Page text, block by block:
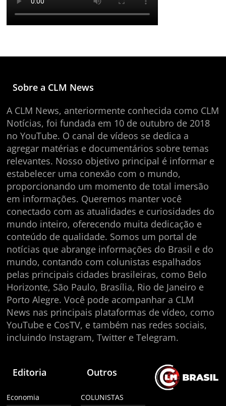
Sobre a CLM News
A CLM News, anteriormente conhecida como CLM
Notícias, foi fundada em 10 de outubro de 2018
no YouTube. O canal de vídeos se dedica a
agregar matérias e documentários sobre temas
relevantes. Nosso objetivo principal é informar e
estabelecer uma conexão com o mundo,
proporcionando um momento de total imersão
em informações. Queremos manter você
conectado com as atualidades e curiosidades do
mundo inteiro, oferecendo muita dedicação e
conteúdo de qualidade. Somos um portal de
notícias que abrange informações do Brasil e do
mundo, contando com colunistas espalhados
pelas principais cidades brasileiras, como Belo
Horizonte, São Paulo, Brasília, Rio de Janeiro e
Porto Alegre. Você pode acompanhar a CLM
News nas principais plataformas de vídeo, como
YouTube e CosTV, e também nas redes sociais,
incluindo Instagram, Twitter e Telegram.
Editoria
Economia
Outros
COLUNISTAS